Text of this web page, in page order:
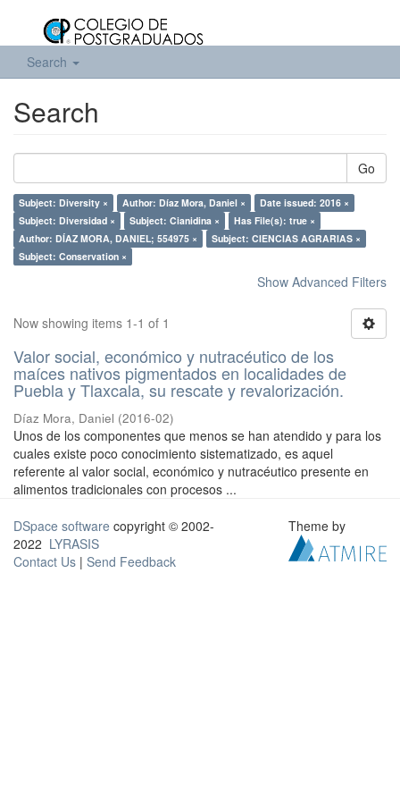
Search
Search
Go
Subject: Diversity × Author: Díaz Mora, Daniel ×
Date issued: 2016 ×
Subject: Diversidad ×
Subject: Cianidina ×
Has File(s): true ×
Author: DÍAZ MORA, DANIEL; 554975 ×
Subject: CIENCIAS AGRARIAS ×
Subject: Conservation ×
Show Advanced Filters
Now showing items 1-1 of 1
Valor social, económico y nutracéutico de los
maíces nativos pigmentados en localidades de
Puebla y Tlaxcala, su rescate y revalorización.
Díaz Mora, Daniel (2016-02)
Unos de los componentes que menos se han atendido y para los
cuales existe poco conocimiento sistematizado, es aquel
referente al valor social, económico y nutracéutico presente en
alimentos tradicionales con procesos ...
DSpace software copyright © 2002-
2022 LYRASIS
Contact Us | Send Feedback
Theme by